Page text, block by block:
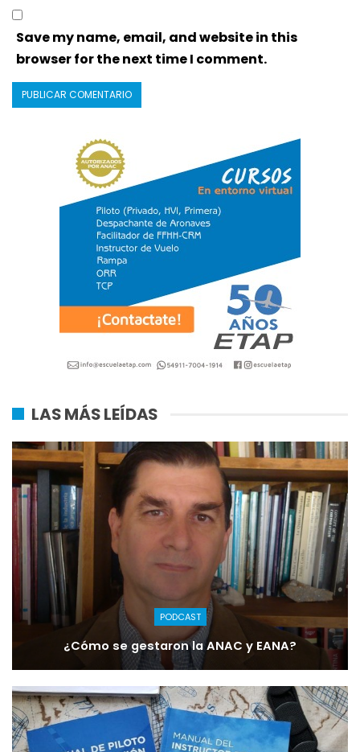
Save my name, email, and website in this
browser for the next time I comment.
LAS MÁS LEÍDAS
PODCAST
¿Cómo se gestaron la ANAC y EANA?